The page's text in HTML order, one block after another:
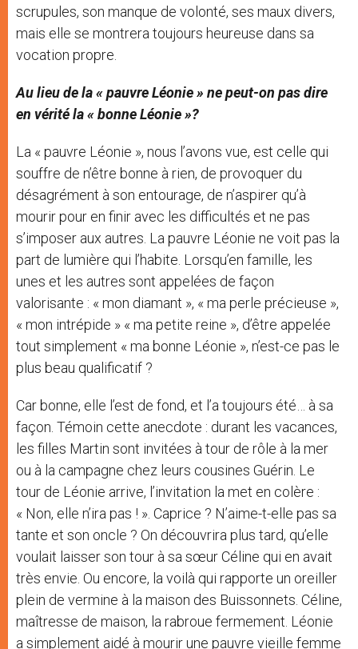
scrupules, son manque de volonté, ses maux divers,
mais elle se montrera toujours heureuse dans sa
vocation propre.
Au lieu de la « pauvre Léonie » ne peut-on pas dire
en vérité la « bonne Léonie »?
La « pauvre Léonie », nous l’avons vue, est celle qui
souffre de n’être bonne à rien, de provoquer du
désagrément à son entourage, de n’aspirer qu’à
mourir pour en finir avec les difficultés et ne pas
s’imposer aux autres. La pauvre Léonie ne voit pas la
part de lumière qui l’habite. Lorsqu’en famille, les
unes et les autres sont appelées de façon
valorisante : « mon diamant », « ma perle précieuse »,
« mon intrépide » « ma petite reine », d’être appelée
tout simplement « ma bonne Léonie », n’est-ce pas le
plus beau qualificatif ?
Car bonne, elle l’est de fond, et l’a toujours été… à sa
façon. Témoin cette anecdote : durant les vacances,
les filles Martin sont invitées à tour de rôle à la mer
ou à la campagne chez leurs cousines Guérin. Le
tour de Léonie arrive, l’invitation la met en colère :
« Non, elle n’ira pas ! ». Caprice ? N’aime-t-elle pas sa
tante et son oncle ? On découvrira plus tard, qu’elle
voulait laisser son tour à sa sœur Céline qui en avait
très envie. Ou encore, la voilà qui rapporte un oreiller
plein de vermine à la maison des Buissonnets. Céline,
maîtresse de maison, la rabroue fermement. Léonie
a simplement aidé à mourir une pauvre vieille femme